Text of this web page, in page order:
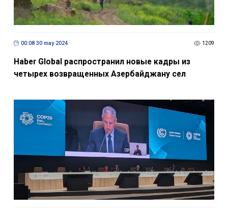
00:08 30 may 2024 1209
Haber Global распространил новые кадры из
четырех возвращенных Азербайджану сел